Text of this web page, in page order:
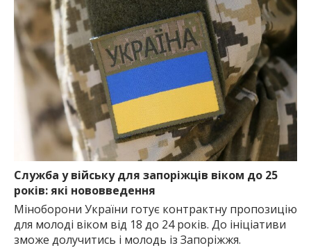
Служба у війську для запоріжців віком до 25
років: які нововведення
Міноборони України готує контрактну пропозицію
для молоді віком від 18 до 24 років. До ініціативи
зможе долучитись і молодь із Запоріжжя.